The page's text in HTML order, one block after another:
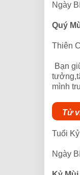
Ngày
Quý
Thiên
Bạn
mình
Tử
Tuổi
Ngày